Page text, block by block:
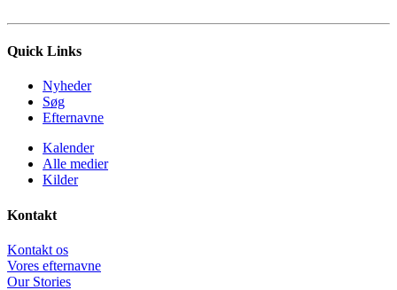
Quick Links
Nyheder
Søg
Efternavne
Kalender
Alle medier
Kilder
Kontakt
Kontakt os
Vores efternavne
Our Stories